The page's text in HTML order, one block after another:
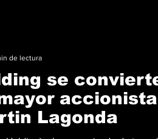
se
Lagonda
de lectura